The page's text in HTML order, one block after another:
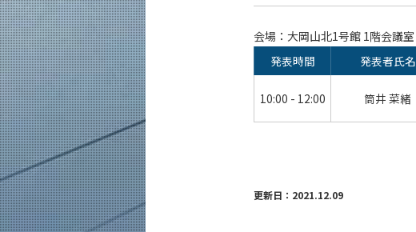
会場：大岡山北1号館 1階会議室
発表時間
発表者氏名
10:00 - 12:00 筒井 菜緒
更新日：2021.12.09